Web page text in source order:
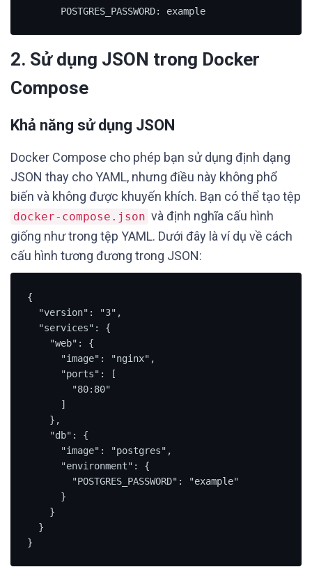
      POSTGRES_PASSWORD: example
2. Sử dụng JSON trong Docker
Compose
Khả năng sử dụng JSON
Docker Compose cho phép bạn sử dụng định dạng
JSON thay cho YAML, nhưng điều này không phổ
biến và không được khuyến khích. Bạn có thể tạo tệp
docker-compose.json và định nghĩa cấu hình
giống như trong tệp YAML. Dưới đây là ví dụ về cách
cấu hình tương đương trong JSON:
{
}